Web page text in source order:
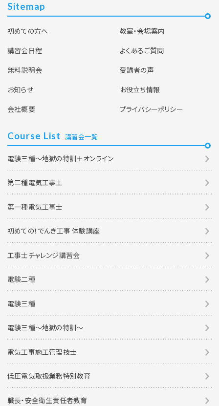
Sitemap
初めての方へ
教室・会場案内
講習会日程
よくあるご質問
無料説明会
受講者の声
お知らせ
お役立ち情報
会社概要
プライバシーポリシー
Course List 講習会一覧
電験三種～地獄の特訓＋オンライン
第二種電気工事士
第一種電気工事士
初めての！でんき工事 体験講座
工事士チャレンジ講習会
電験二種
電験三種
電験三種〜地獄の特訓〜
電気工事施工管理技士
低圧電気取扱業務特別教育
職長・安全衛生責任者教育